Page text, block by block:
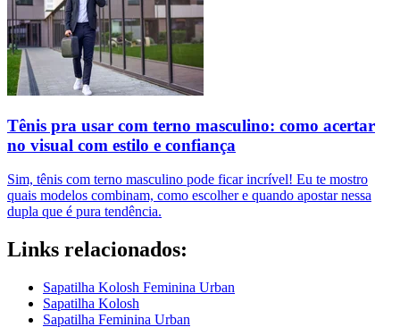
Tênis pra usar com terno masculino: como acertar
no visual com estilo e confiança
Sim, tênis com terno masculino pode ficar incrível! Eu te mostro
quais modelos combinam, como escolher e quando apostar nessa
dupla que é pura tendência.
Links relacionados:
Sapatilha Kolosh Feminina Urban
Sapatilha Kolosh
Sapatilha Feminina Urban